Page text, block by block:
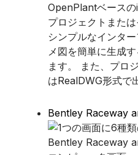
OpenPlantベース
プロジェクトまたは
シンプルなインタ
メ図を簡単に生成
ます。 また、プロ
はRealDWG形式で
Bentley Raceway